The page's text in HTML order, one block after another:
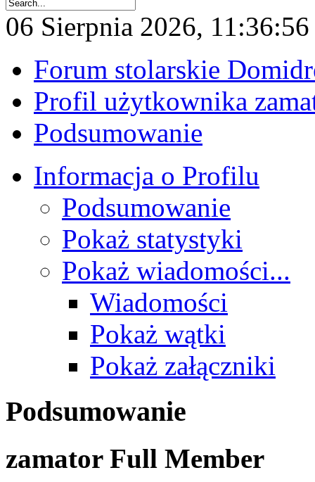
06 Sierpnia 2026,
Forum stolarskie
Profil użytkownika
Podsumowanie
Informacja o Profilu
Podsumowanie
Pokaż statystyki
Pokaż wiadomości...
Wiadomości
Pokaż wątki
Pokaż załączniki
Podsumowanie
zamator Full Member